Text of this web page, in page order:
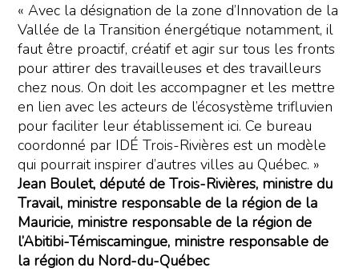
« Avec la désignation de la zone d’Innovation de la
Vallée de la Transition énergétique notamment, il
faut être proactif, créatif et agir sur tous les fronts
pour attirer des travailleuses et des travailleurs
chez nous. On doit les accompagner et les mettre
en lien avec les acteurs de l’écosystème trifluvien
pour faciliter leur établissement ici. Ce bureau
coordonné par IDÉ Trois-Rivières est un modèle
qui pourrait inspirer d’autres villes au Québec. »
Jean Boulet, député de Trois-Rivières, ministre du
Travail, ministre responsable de la région de la
Mauricie, ministre responsable de la région de
l’Abitibi-Témiscamingue, ministre responsable de
la région du Nord-du-Québec